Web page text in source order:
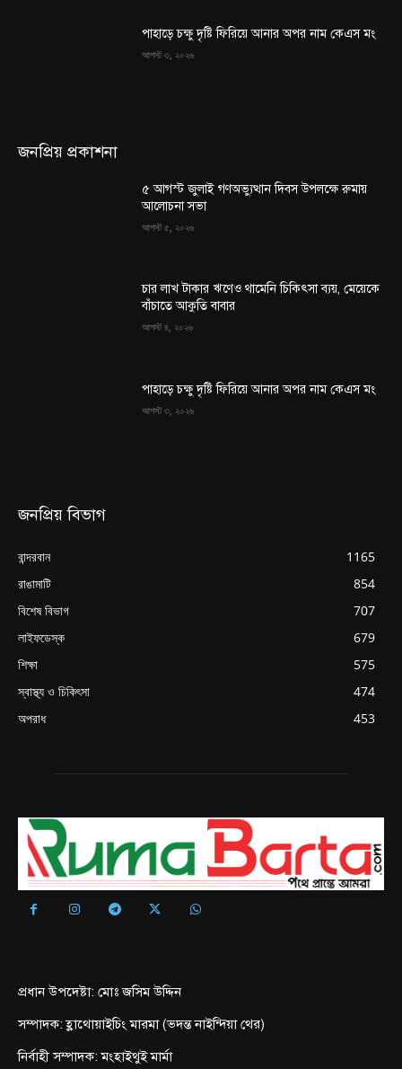
পাহাড়ে চক্ষু দৃষ্টি ফিরিয়ে আনার অপর নাম কেএস মং
আগস্ট ৩, ২০২৬
জনপ্রিয় প্রকাশনা
৫ আগস্ট জুলাই গণঅভ্যুত্থান দিবস উপলক্ষে রুমায়
আলোচনা সভা
আগস্ট ৫, ২০২৬
চার লাখ টাকার ঋণেও থামেনি চিকিৎসা ব্যয়, মেয়েকে
বাঁচাতে আকুতি বাবার
আগস্ট ৪, ২০২৬
পাহাড়ে চক্ষু দৃষ্টি ফিরিয়ে আনার অপর নাম কেএস মং
আগস্ট ৩, ২০২৬
জনপ্রিয় বিভাগ
বান্দরবান
1165
রাঙামাটি
854
বিশেষ বিভাগ
707
লাইফডেস্ক
679
শিক্ষা
575
স্বাস্থ্য ও চিকিৎসা
474
অপরাধ
453
প্রধান উপদেষ্টা: মোঃ জসিম উদ্দিন
সম্পাদক: হ্লাথোয়াইচিং মারমা (ভদন্ত নাইন্দিয়া থের)
নির্বাহী সম্পাদক: মংহাইথুই মার্মা